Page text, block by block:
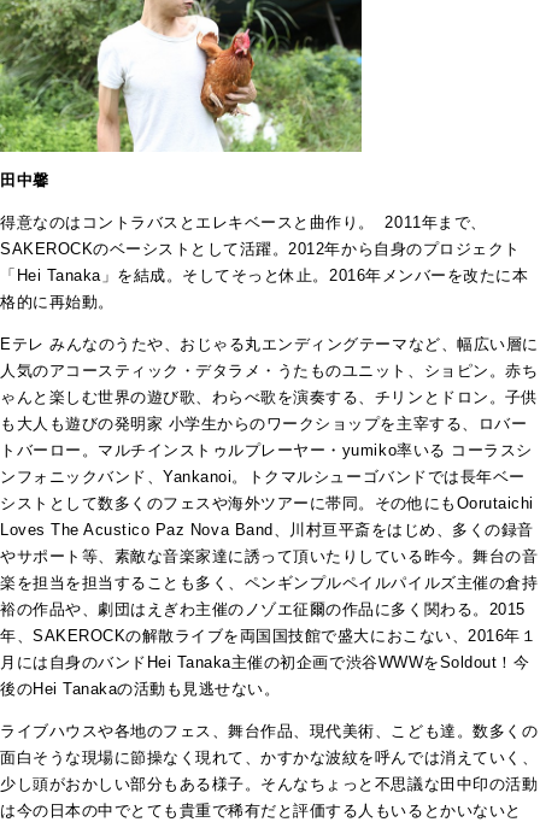
田中馨
得意なのはコントラバスとエレキベースと曲作り。 2011年まで、
SAKEROCKのベーシストとして活躍。2012年から自身のプロジェクト
「Hei Tanaka」を結成。そしてそっと休止。2016年メンバーを改たに本
格的に再始動。
Eテレ みんなのうたや、おじゃる丸エンディングテーマなど、幅広い層に
人気のアコースティック・デタラメ・うたものユニット、ショピン。赤ち
ゃんと楽しむ世界の遊び歌、わらべ歌を演奏する、チリンとドロン。子供
も大人も遊びの発明家 小学生からのワークショップを主宰する、ロバー
トバーロー。マルチインストゥルプレーヤー・yumiko率いる コーラスシ
ンフォニックバンド、Yankanoi。トクマルシューゴバンドでは長年ベー
シストとして数多くのフェスや海外ツアーに帯同。その他にもOorutaichi
Loves The Acustico Paz Nova Band、川村亘平斎をはじめ、多くの録音
やサポート等、素敵な音楽家達に誘って頂いたりしている昨今。舞台の音
楽を担当を担当することも多く、ペンギンプルペイルパイルズ主催の倉持
裕の作品や、劇団はえぎわ主催のノゾエ征爾の作品に多く関わる。2015
年、SAKEROCKの解散ライブを両国国技館で盛大におこない、2016年１
月には自身のバンドHei Tanaka主催の初企画で渋谷WWWをSoldout！今
後のHei Tanakaの活動も見逃せない。
ライブハウスや各地のフェス、舞台作品、現代美術、こども達。数多くの
面白そうな現場に節操なく現れて、かすかな波紋を呼んでは消えていく、
少し頭がおかしい部分もある様子。そんなちょっと不思議な田中印の活動
は今の日本の中でとても貴重で稀有だと評価する人もいるとかいないと